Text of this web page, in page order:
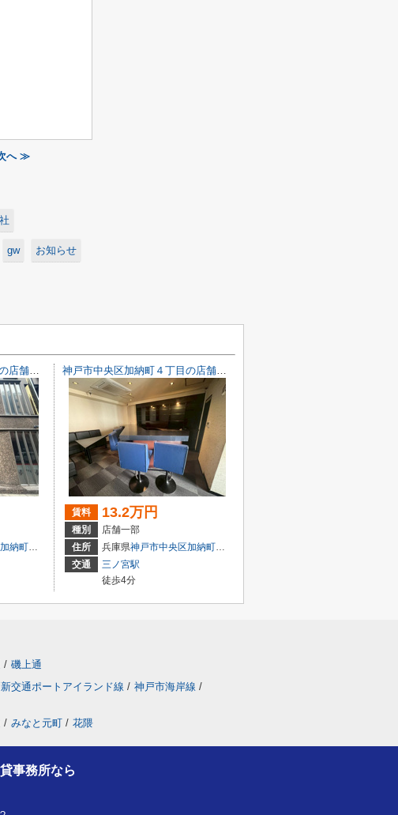
へ ≫
gw お知らせ
加納町 ４丁目7-8
賃料 13.2万円
種別
店舗一部
住所
兵庫県神戸市中央区加納町
交通
三ノ宮駅
徒歩4分
/ 磯上通
交通ポートアイランド線 / 神戸市海岸線 /
/ みなと元町 / 花隈
事務所なら